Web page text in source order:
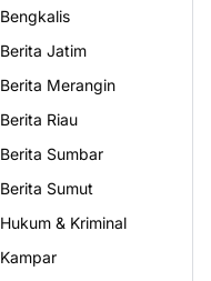
Bengkalis
Berita Jatim
Berita Merangin
Berita Riau
Berita Sumbar
Berita Sumut
Hukum & Kriminal
Kampar